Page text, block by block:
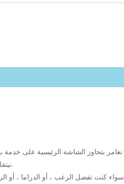
تغامر بتجاوز الشاشة الرئيسية على خدمة
نيتفليكس وأمازون لديهما دخلت السوق الهندي وشكلت شراكات لإنتاج المحتوى في البلاد.
سواء كنت تفضل الرعب ، أو الدراما ، أو